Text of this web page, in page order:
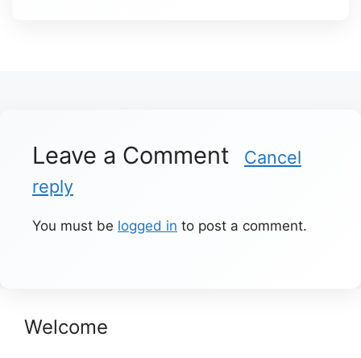
Leave a Comment
Cancel
reply
You must be logged in to post a comment.
Welcome